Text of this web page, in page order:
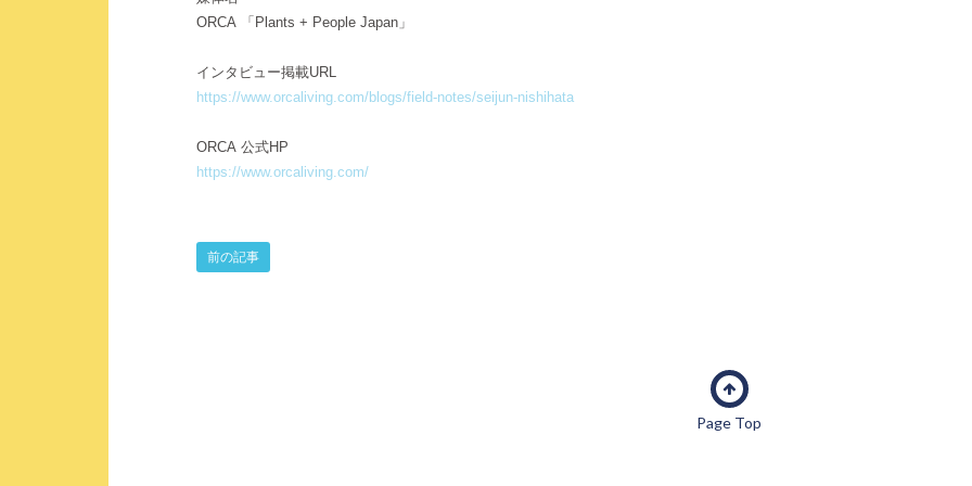
ORCA 「Plants + People Japan」
インタビュー掲載URL
https://www.orcaliving.com/blogs/field-notes/seijun-nishihata
ORCA 公式HP
https://www.orcaliving.com/
前の記事
Page Top